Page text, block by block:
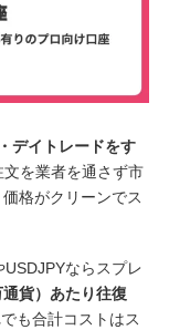
デイトレードをす
を業者を通さず市
格がクリーンでス
USDJPYならスプレ
貨）あたり往復
も合計コストはス